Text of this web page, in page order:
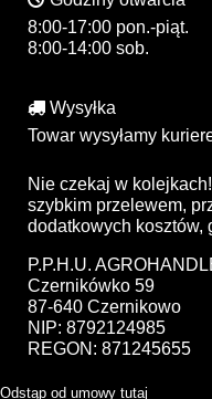
8:00-17:00 pon.-piąt.
8:00-14:00 sob.
Wysyłka
Towar wysyłamy
Nie czekaj w
szybkim przelewem,
dodatkowych kosztów,
P.P.H.U.
Czernikówko 59
87-640 Czernikowo
NIP: 8792124985
REGON: 871245655
Odstąp od umowy tutaj